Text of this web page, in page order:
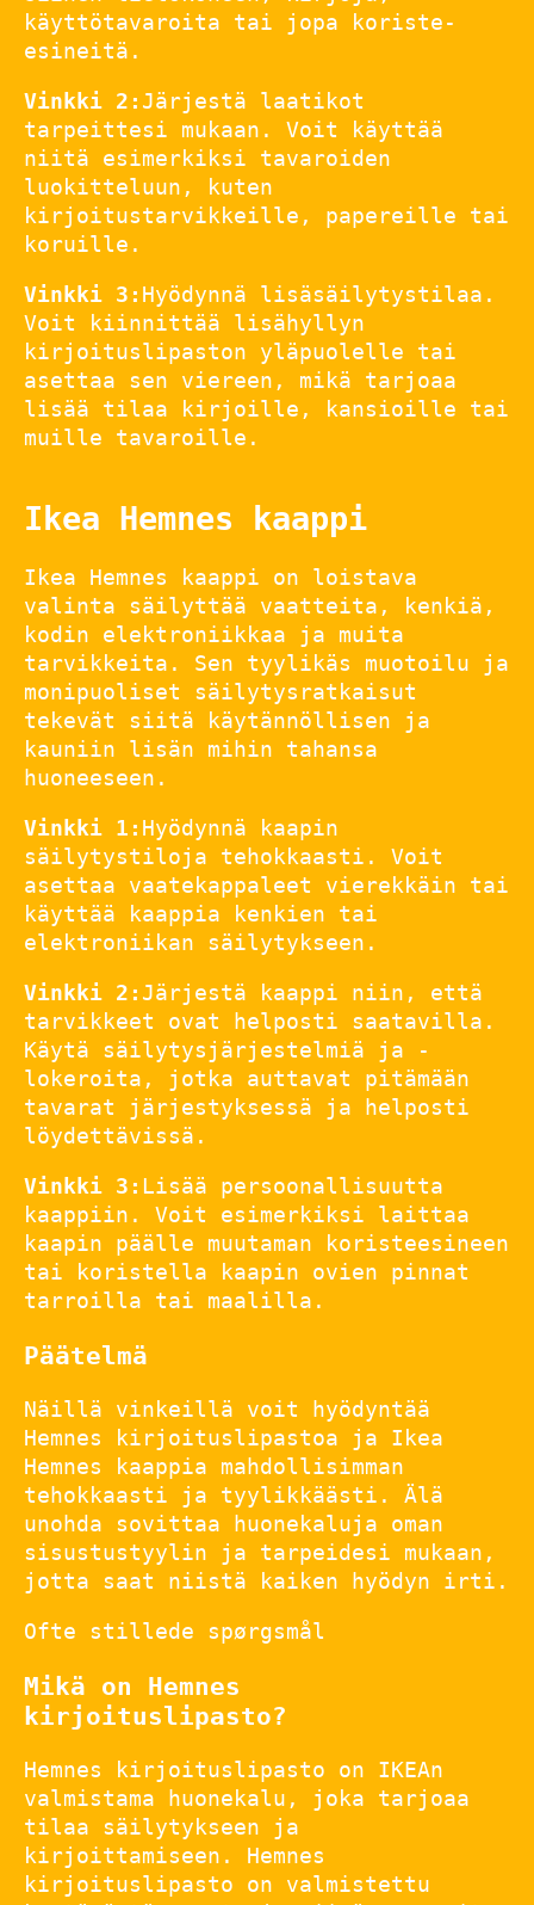
käyttötavaroita tai jopa koriste-
esineitä.
Vinkki 2: Järjestä laatikot
tarpeittesi mukaan. Voit käyttää
niitä esimerkiksi tavaroiden
luokitteluun, kuten
kirjoitustarvikkeille, papereille tai
koruille.
Vinkki 3: Hyödynnä lisäsäilytystilaa.
Voit kiinnittää lisähyllyn
kirjoituslipaston yläpuolelle tai
asettaa sen viereen, mikä tarjoaa
lisää tilaa kirjoille, kansioille tai
muille tavaroille.
Ikea Hemnes kaappi
Ikea Hemnes kaappi on loistava
valinta säilyttää vaatteita, kenkiä,
kodin elektroniikkaa ja muita
tarvikkeita. Sen tyylikäs muotoilu ja
monipuoliset säilytysratkaisut
tekevät siitä käytännöllisen ja
kauniin lisän mihin tahansa
huoneeseen.
Vinkki 1: Hyödynnä kaapin
säilytystiloja tehokkaasti. Voit
asettaa vaatekappaleet vierekkäin tai
käyttää kaappia kenkien tai
elektroniikan säilytykseen.
Vinkki 2: Järjestä kaappi niin, että
tarvikkeet ovat helposti saatavilla.
Käytä säilytysjärjestelmiä ja -
lokeroita, jotka auttavat pitämään
tavarat järjestyksessä ja helposti
löydettävissä.
Vinkki 3: Lisää persoonallisuutta
kaappiin. Voit esimerkiksi laittaa
kaapin päälle muutaman koristeesineen
tai koristella kaapin ovien pinnat
tarroilla tai maalilla.
Päätelmä
Näillä vinkeillä voit hyödyntää
Hemnes kirjoituslipastoa ja Ikea
Hemnes kaappia mahdollisimman
tehokkaasti ja tyylikkäästi. Älä
unohda sovittaa huonekaluja oman
sisustustyylin ja tarpeidesi mukaan,
jotta saat niistä kaiken hyödyn irti.
Ofte stillede spørgsmål
Mikä on Hemnes
kirjoituslipasto?
Hemnes kirjoituslipasto on IKEAn
valmistama huonekalu, joka tarjoaa
tilaa säilytykseen ja
kirjoittamiseen. Hemnes
kirjoituslipasto on valmistettu